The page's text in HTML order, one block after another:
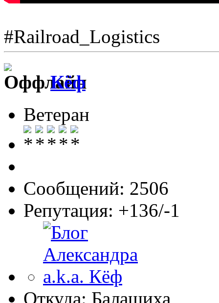
#Railroad_Logistics
Кёф
Ветеран
Сообщений: 2506
Репутация: +136/-1
Откуда: Балашиха